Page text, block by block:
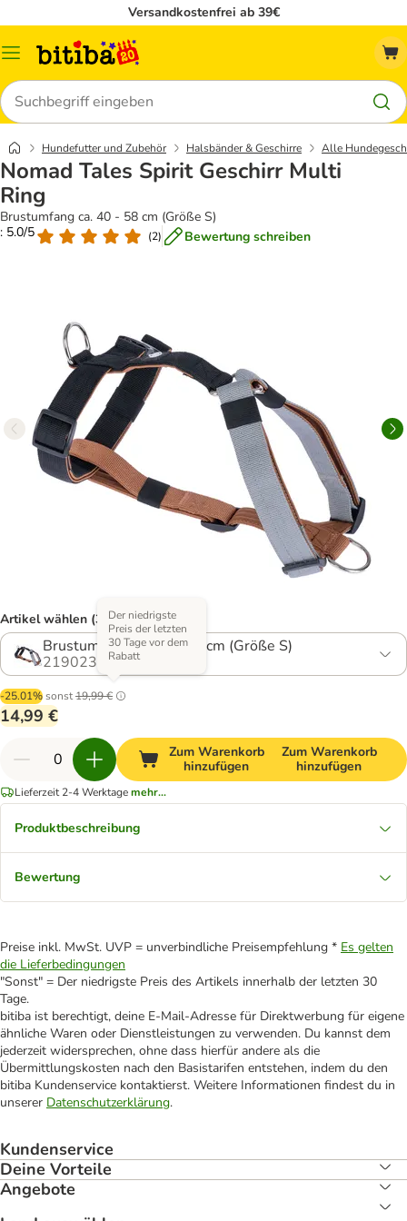
Versandkostenfrei ab 39€
Menü
Suchen
Hundefutter und Zubehör Halsbänder & Geschirre Alle
Nomad Tales Spirit Geschirr Multi
Ring
Brustumfang ca. 40 - 58 cm (Größe S)
: 5.0/5
(2) Bewertung schreiben
Artikel wählen (3 Varianten)
Brustumfang ca. 40 - 58 cm (Größe S)
2190235.2
-25.01%sonst19,99 €
Der niedrigste
Preis der letzten
30 Tage vor dem
Rabatt
14,99 €
Zum Warenkorb
hinzufügen
Zum Warenkorb
hinzufügen
Lieferzeit 2-4 Werktagemehr...
Produktbeschreibung
Bewertung
Preise inkl. MwSt. UVP = unverbindliche Preisempfehlung * Es gelten
die Lieferbedingungen
"Sonst" = Der niedrigste Preis des Artikels innerhalb der letzten 30
Tage.
bitiba ist berechtigt, deine E-Mail-Adresse für Direktwerbung für eigene
ähnliche Waren oder Dienstleistungen zu verwenden. Du kannst dem
jederzeit widersprechen, ohne dass hierfür andere als die
Übermittlungskosten nach den Basistarifen entstehen, indem du den
bitiba Kundenservice kontaktierst. Weitere Informationen findest du in
unserer Datenschutzerklärung.
Kundenservice
Deine Vorteile
Angebote